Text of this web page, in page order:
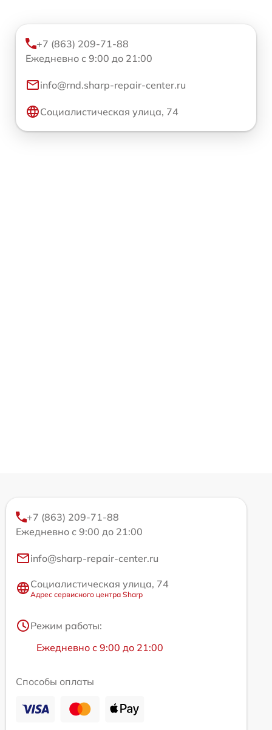
+7 (863) 209-71-88
Ежедневно с 9:00 до 21:00
info@rnd.sharp-repair-center.ru
Социалистическая улица, 74
+7 (863) 209-71-88
Ежедневно с 9:00 до 21:00
info@sharp-repair-center.ru
Социалистическая улица, 74
Адрес сервисного центра Sharp
Режим работы:
Ежедневно с 9:00 до 21:00
Способы оплаты